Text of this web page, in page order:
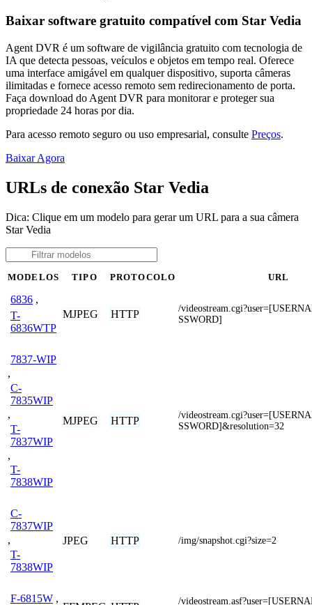
Baixar software gratuito compatível com Star Vedia
Agent DVR é um software de vigilância gratuito com tecnologia de
IA que detecta pessoas, veículos e objetos em tempo real. Oferece
uma interface amigável em qualquer dispositivo, suporta câmeras
ilimitadas e fornece acesso remoto sem redirecionamento de porta.
Faça download do Agent DVR para monitorar e proteger sua
propriedade 24 horas por dia.
Para acesso remoto seguro ou uso empresarial, consulte Preços.
Baixar Agora
URLs de conexão Star Vedia
Dica: Clique em um modelo para gerar um URL para a sua câmera
Star Vedia
MODELOS TIPO PROTOCOLO URL
6836 ,
T-
6836WTP
MJPEG HTTP
/
SSWORD]
7837-WIP
,
C-
7835WIP
,
T-
7837WIP
,
T-
7838WIP
MJPEG HTTP
/
SSWORD]&resolution=32
C-
7837WIP
,
T-
7838WIP
JPEG HTTP /img/snapshot.cgi?size=2
F-6815W , /